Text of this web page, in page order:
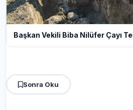
Başkan Vekili Biba Nilüfer Çayı
Sonra Oku